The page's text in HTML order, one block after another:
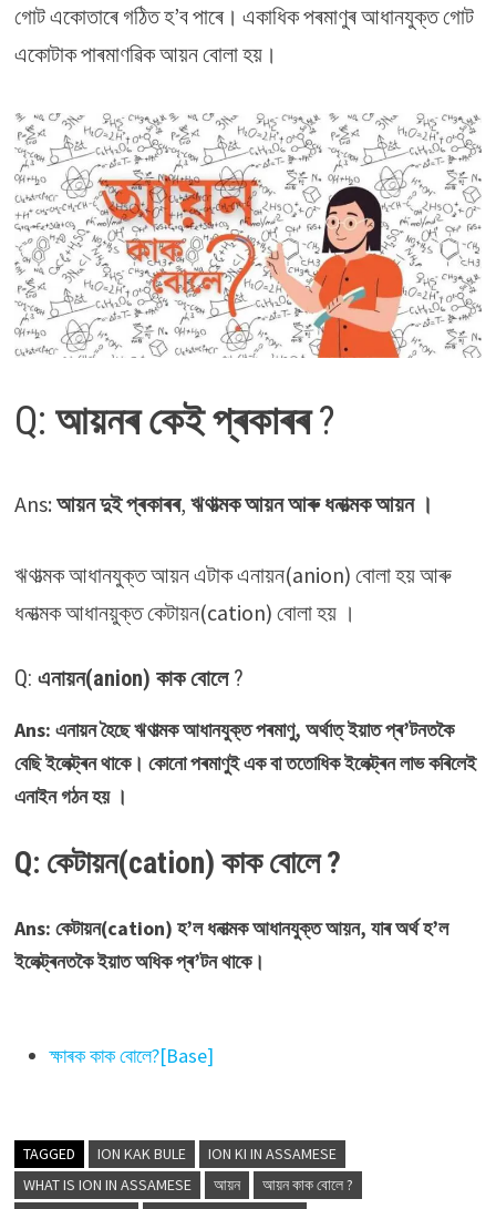
গোট একোতাৰে গঠিত হ’ব পাৰে। একাধিক পৰমাণুৰ আধানযুক্ত গোট
একোটাক পাৰমাণৱিক আয়ন বোলা হয়।
Q: আয়নৰ কেইপ্ৰকাৰৰ?
Ans: আয়ন দুই প্ৰকাৰৰ, ঋণাত্মক আয়ন আৰু ধনাত্মক আয়ন ।
ঋণাত্মক আধানযুক্ত আয়ন এটাক এনায়ন(anion) বোলা হয় আৰু
ধনাত্মক আধানয়ুক্ত কেটায়ন(cation) বোলা হয় ।
Q: এনায়ন(anion) কাক বোলে ?
Ans: এনায়ন হৈছে ঋণাত্মক আধানযুক্ত পৰমাণু, অৰ্থাত্ ইয়াত প্ৰ’টনতকৈ
বেছি ইলেক্ট্ৰন থাকে। কোনো পৰমাণুই এক বা ততোধিক ইলেক্ট্ৰন লাভ কৰিলেই
এনাইন গঠন হয় ।
Q: কেটায়ন(cation) কাক বোলে ?
Ans: কেটায়ন(cation) হ’ল ধনাত্মক আধানযুক্ত আয়ন, যাৰ অৰ্থ হ’ল
ইলেক্ট্ৰনতকৈ ইয়াত অধিক প্ৰ’টন থাকে।
ক্ষাৰক কাক বোলে?[Base]
TAGGED ION KAK BULE
ION KI IN ASSAMESE
WHAT IS ION IN ASSAMESE
আয়ন
আয়ন কাক বোলে ?